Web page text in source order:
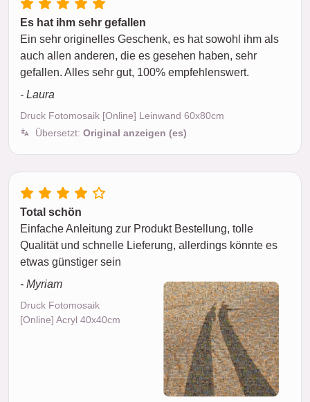
Es hat ihm sehr gefallen
Ein sehr originelles Geschenk, es hat sowohl ihm als
auch allen anderen, die es gesehen haben, sehr
gefallen. Alles sehr gut, 100% empfehlenswert.
- Laura
Druck Fotomosaik [Online] Leinwand 60x80cm
Übersetzt: Original anzeigen (es)
Total schön
Einfache Anleitung zur Produkt Bestellung, tolle
Qualität und schnelle Lieferung, allerdings könnte es
etwas günstiger sein
- Myriam
Druck Fotomosaik
[Online] Acryl 40x40cm